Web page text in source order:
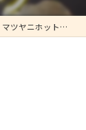
マツヤニホットセラピー